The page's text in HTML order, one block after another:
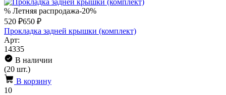
% Летняя распродажа-20%
520 ₽650 ₽
Прокладка задней крышки (комплект)
Арт:
14335
В наличии
(20 шт.)
В корзину
10